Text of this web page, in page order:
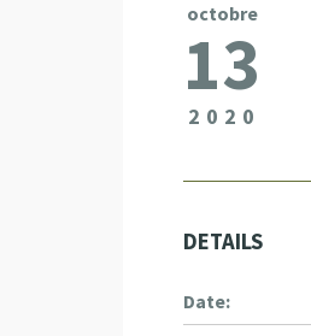
octobre
13
2020
DETAILS
Date: